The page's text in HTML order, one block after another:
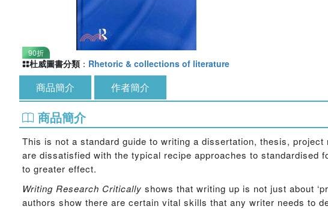
90折
杜威圖書分類 ： Rhetoric & collections of literature
商品簡介 作者簡介
商品簡介
This is not a standard guide to writing a dissertation, thesis,
are dissatisfied with the typical recipe approaches to standardised
to greater effect.
Writing Research Critically shows that writing up is not just about
authors show there are certain vital skills that any writer needs to